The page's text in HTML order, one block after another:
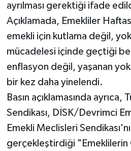
ayrılması gerektiği ifade
Açıklamada, Emekliler
emekli için kutlama değil,
mücadelesi içinde geçtiği
enflasyon değil, yaşanan
bir kez daha yinelendi.
Basın açıklamasında ayrıca,
Sendikası, DİSK/Devrimci
Emekli Meclisleri
gerçekleştirdiği "Emeklilerin